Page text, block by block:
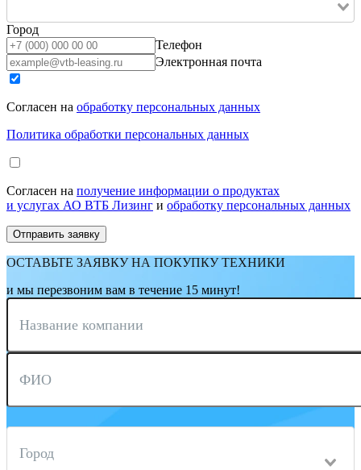
Город
Телефон
Электронная почта
Согласен на обработку персональных данных
Политика обработки персональных данных
Согласен на получение информации о продуктах
и услугах АО ВТБ Лизинг и обработку персональных данных
ОСТАВЬТЕ ЗАЯВКУ НА ПОКУПКУ ТЕХНИКИ
и мы перезвоним вам в течение 15 минут!
Название компании
ФИО
Город